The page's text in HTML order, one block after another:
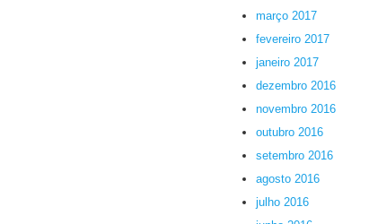
março 2017
fevereiro 2017
janeiro 2017
dezembro 2016
novembro 2016
outubro 2016
setembro 2016
agosto 2016
julho 2016